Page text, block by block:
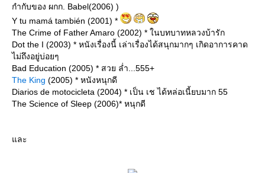
กำกับของ ผกก. Babel(2006) )
Y tu mamá también (2001) *
The Crime of Father Amaro (2002) * ในบทบาทหลวงบ้ารัก
Dot the I (2003) * หนังเรื่องนี้ เล่าเรื่องได้สนุกมากๆ เกิดอาการคาด
ไม่ถึงอยู่บ่อยๆ
Bad Education (2005) * สวย ล่ำ...555+
The King (2005) * หนังหนุกดี
Diarios de motocicleta (2004) * เป็น เช ได้หล่อเนี้ยบมาก 55
The Science of Sleep (2006)* หนุกดี
ละ